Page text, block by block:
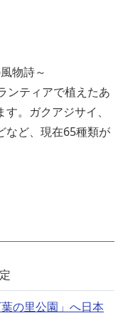
物詩～
ンティアで植えたあ
。ガクアジサイ、
など、現在65種類が
の里公園」へ日本